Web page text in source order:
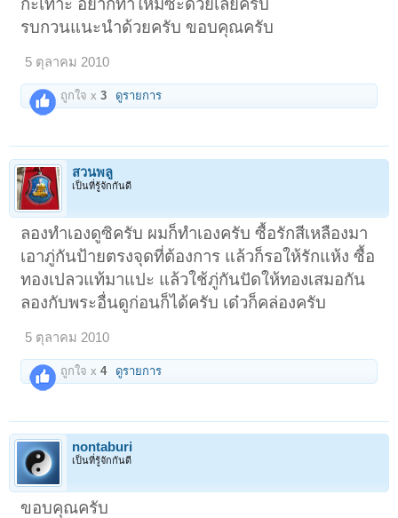
กะเทาะ อยากทำใหม่ซะด้วยเลยครับ
รบกวนแนะนำด้วยครับ ขอบคุณครับ
5 ตุลาคม 2010
ถูกใจ x3 ดูรายการ
สวนพลู
เป็นที่รู้จักกันดี
ลองทำเองดูซิครับ ผมก็ทำเองครับ ซื้อรักสีเหลืองมา
เอาภู่กันป้ายตรงจุดที่ต้องการ แล้วก็รอให้รักแห้ง ซื้อ
ทองเปลวแท้มาแปะ แล้วใช้ภู่กันปัดให้ทองเสมอกัน
ลองกับพระอื่นดูก่อนก็ได้ครับ เด๋วก็คล่องครับ
5 ตุลาคม 2010
ถูกใจ x4 ดูรายการ
nontaburi
เป็นที่รู้จักกันดี
ขอบคุณครับ